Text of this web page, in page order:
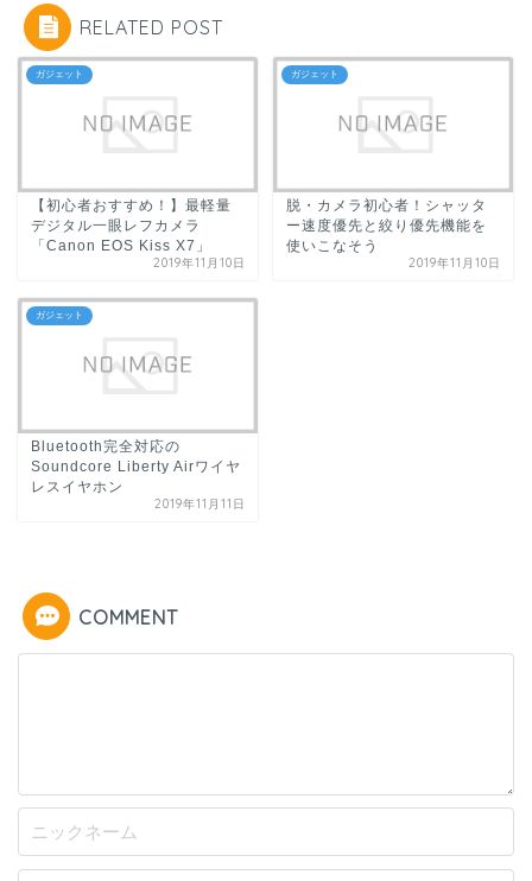
RELATED POST
ガジェット
【初心者おすすめ！】最軽量
デジタル一眼レフカメラ
「Canon EOS Kiss X7」
2019年11月10日
ガジェット
脱・カメラ初心者！シャッタ
ー速度優先と絞り優先機能を
使いこなそう
2019年11月10日
ガジェット
Bluetooth完全対応の
Soundcore Liberty Airワイヤ
レスイヤホン
2019年11月11日
COMMENT